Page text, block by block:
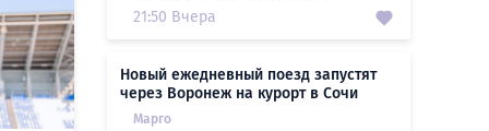
21:50 Вчера
Новый ежедневный поезд запустят
через Воронеж на курорт в Сочи
Марго